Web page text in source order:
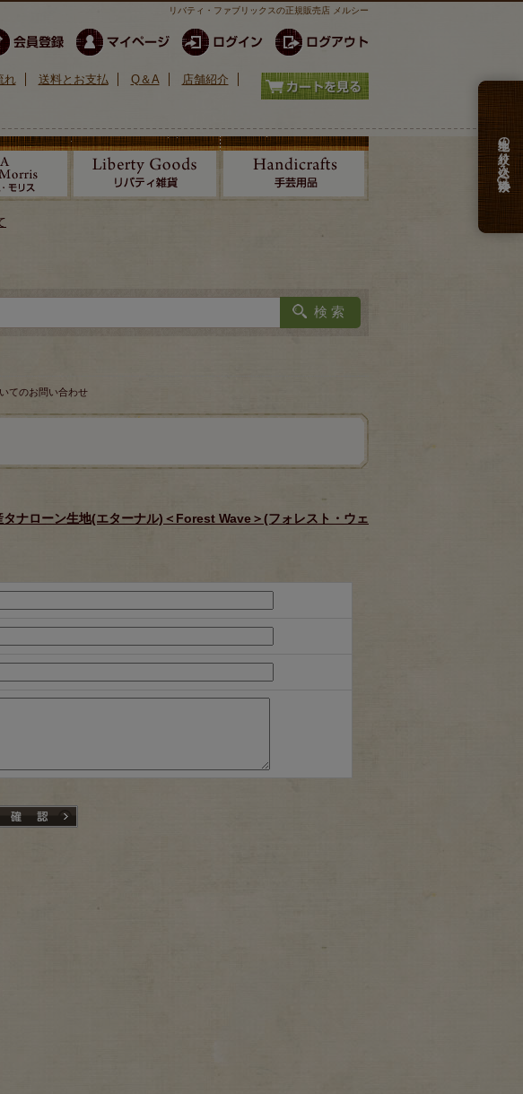
リバティ・ファブリックスの正規販売店 メルシー
れ 送料とお支払 Q＆A 店舗紹介
生地の絞り込み検索
てのお問い合わせ
ナローン生地(エターナル)＜Forest Wave＞(フォレスト・ウェ